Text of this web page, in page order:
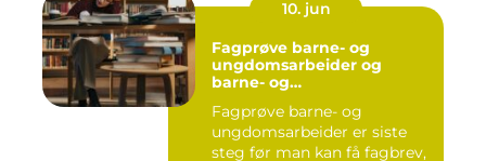
10. jun
Fagprøve barne- og
ungdomsarbeider og
barne- og
– veien til fagbrev
Fagprøve barne- og
ungdomsarbeider er siste
steg før man kan få fagbrev,